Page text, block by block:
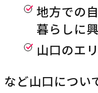
地方での
暮らしに
山口のエ
など山口につい